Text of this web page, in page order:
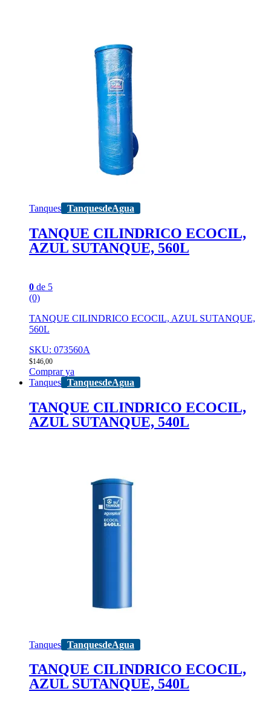
Tanques TanquesdeAgua
TANQUE CILINDRICO ECOCIL,
AZUL SUTANQUE, 560L
0 de 5
(0)
TANQUE CILINDRICO ECOCIL, AZUL SUTANQUE,
560L
SKU: 073560A
$146,00
Comprar ya
Tanques TanquesdeAgua
TANQUE CILINDRICO ECOCIL,
AZUL SUTANQUE, 540L
Tanques TanquesdeAgua
TANQUE CILINDRICO ECOCIL,
AZUL SUTANQUE, 540L